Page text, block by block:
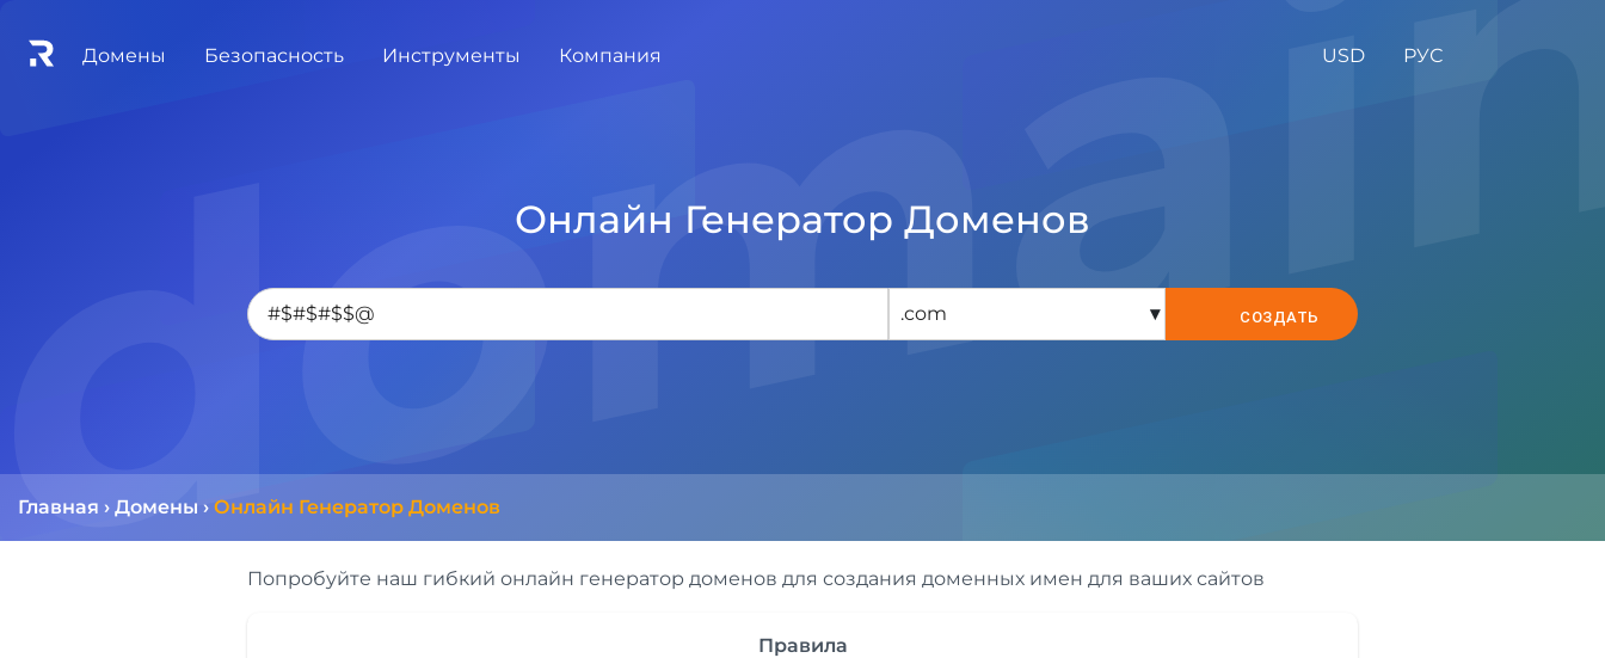
Домены Безопасность Инструменты Компания USD РУС
Онлайн Генератор Доменов
▾ СОЗДАТЬ
Главная › Домены › Онлайн Генератор Доменов
Попробуйте наш гибкий онлайн генератор доменов для создания доменных имен для ваших сайтов
Правила